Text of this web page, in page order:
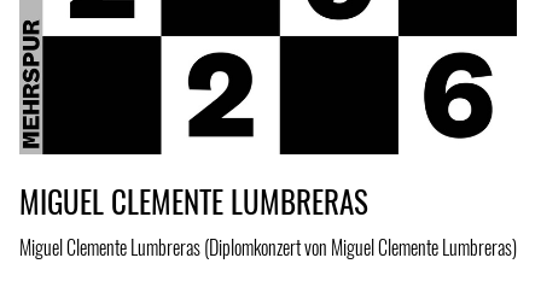
MIGUEL CLEMENTE LUMBRERAS
Miguel Clemente Lumbreras (Diplomkonzert von Miguel Clemente Lumbreras)